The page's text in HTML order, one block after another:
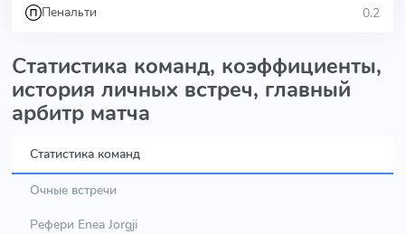
Пенальти 0.2
Статистика команд, коэффициенты,
история личных встреч, главный
арбитр матча
Статистика команд
Очные встречи
Рефери Enea Jorgji